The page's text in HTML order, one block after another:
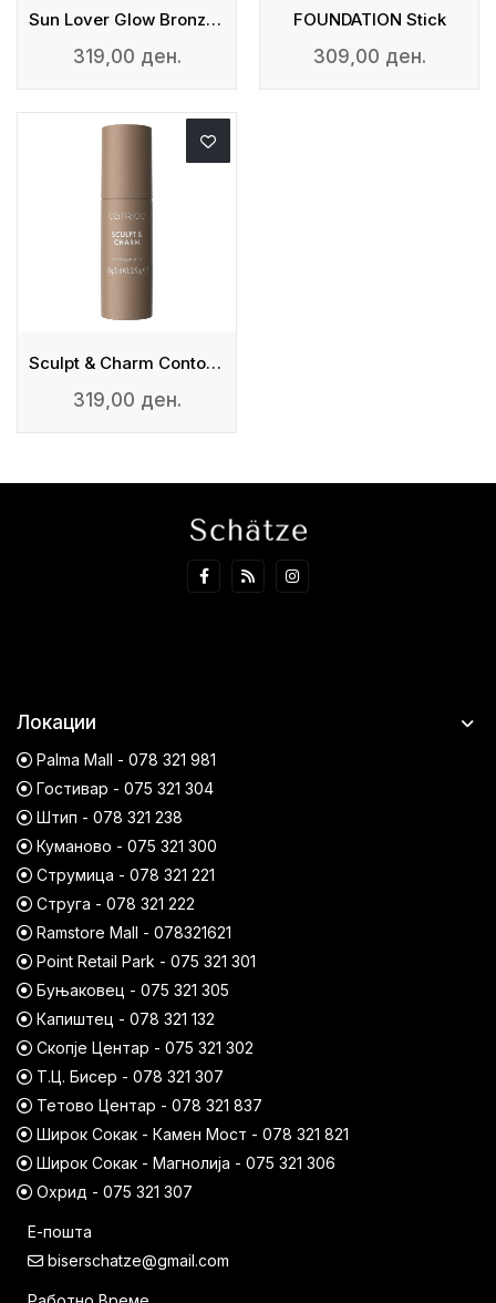
Sun Lover Glow Bronzing Powder
319,00 ден.
FOUNDATION Stick
309,00 ден.
Sculpt & Charm Contour Stick
319,00 ден.
Локации
Palma Mall - 078 321 981
Гостивар - 075 321 304
Штип - 078 321 238
Куманово - 075 321 300
Струмица - 078 321 221
Струга - 078 321 222
Ramstore Mall - 078321621
Point Retail Park - 075 321 301
Буњаковец - 075 321 305
Капиштец - 078 321 132
Скопје Центар - 075 321 302
Т.Ц. Бисер - 078 321 307
Тетово Центар - 078 321 837
Широк Сокак - Камен Мост - 078 321 821
Широк Сокак - Магнолија - 075 321 306
Охрид - 075 321 307
Е-пошта
biserschatze@gmail.com